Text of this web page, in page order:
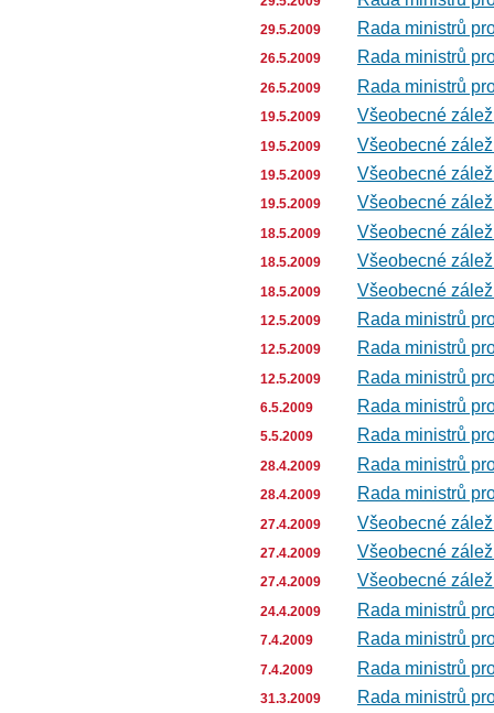
29.5.2009 Rada ministrů
26.5.2009 Rada ministrů
26.5.2009 Rada ministrů
19.5.2009 Všeobecné
19.5.2009 Všeobecné
19.5.2009 Všeobecné
19.5.2009 Všeobecné
18.5.2009 Všeobecné
18.5.2009 Všeobecné
18.5.2009 Všeobecné
12.5.2009 Rada ministrů
12.5.2009 Rada ministrů
12.5.2009 Rada ministrů
6.5.2009 Rada ministrů
5.5.2009 Rada ministrů
28.4.2009 Rada ministrů
28.4.2009 Rada ministrů
27.4.2009 Všeobecné
27.4.2009 Všeobecné
27.4.2009 Všeobecné
24.4.2009 Rada ministrů
7.4.2009 Rada ministrů
7.4.2009 Rada ministrů
31.3.2009
Rada ministrů